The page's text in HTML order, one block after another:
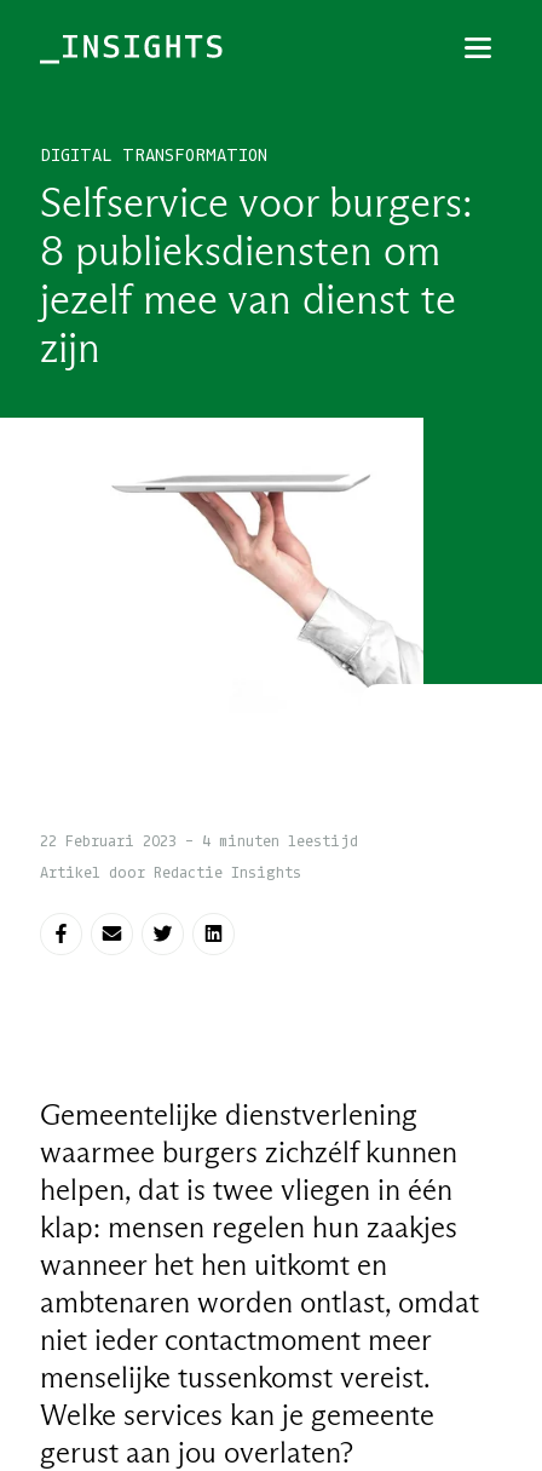
DIGITAL TRANSFORMATION
Selfservice voor burgers:
8 publieksdiensten om
jezelf mee van dienst te
zijn
22 Februari 2023 - 4 minuten leestijd
Artikel door Redactie Insights
Gemeentelijke dienstverlening
waarmee burgers zichzélf kunnen
helpen, dat is twee vliegen in één
klap: mensen regelen hun zaakjes
wanneer het hen uitkomt en
ambtenaren worden ontlast, omdat
niet ieder contactmoment meer
menselijke tussenkomst vereist.
Welke services kan je gemeente
gerust aan jou overlaten?
TOPICS
THEMES
BRANCHES
PODCAST